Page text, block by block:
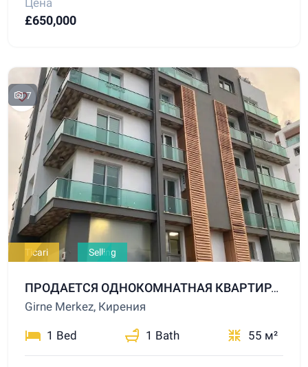
£650,000
7
Ticari Selling
ПРОДАЕТСЯ ОДНОКОМНАТНАЯ КВАРТИРА С РАЗРЕШЕНИЕМ НА ИСПОЛЬЗОВАНИЕ В КАЧЕСТВЕ ОФИСА В ЦЕНТРЕ ГИРНЕ!
Girne Merkez, Кирения
1 Bed 1 Bath 55 м²